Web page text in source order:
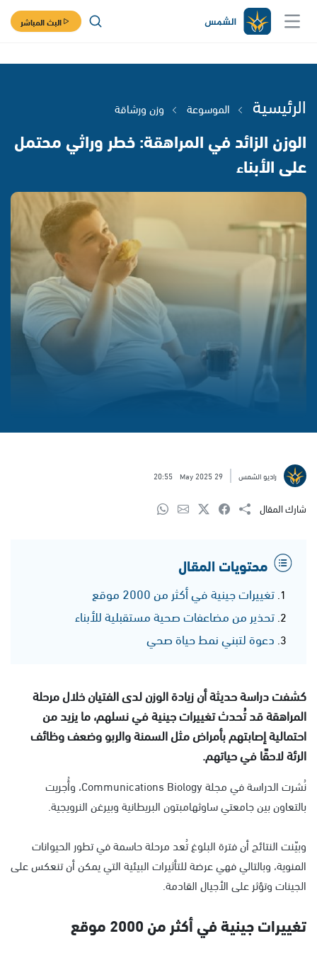
البث المباشر
الرئيسية الموسوعة وزن ورشاقة
الوزن الزائد في المراهقة: خطر وراثي محتمل
على الأبناء
راديو الشمس 29 May 2025
20:55
شارك المقال
محتويات المقال
تغييرات جينية في أكثر من 2000 موقع
تحذير من مضاعفات صحية مستقبلية للأبناء
دعوة لتبني نمط حياة صحي
كشفت دراسة حديثة أن زيادة الوزن لدى الفتيان خلال مرحلة
المراهقة قد تُحدث تغييرات جينية في نسلهم، ما يزيد من
احتمالية إصابتهم بأمراض مثل السمنة والربو وضعف وظائف
الرئة لاحقًا في حياتهم.
نُشرت الدراسة في مجلة Communications Biology، وأُجريت
بالتعاون بين جامعتي ساوثهامبتون البريطانية وبيرغن النرويجية.
وبيّنت النتائج أن فترة البلوغ تُعد مرحلة حاسمة في تطور الحيوانات
المنوية، وبالتالي فهي عرضة للتأثيرات البيئية التي يمكن أن تنعكس على
الجينات وتؤثر على الأجيال القادمة.
تغييرات جينية في أكثر من 2000 موقع